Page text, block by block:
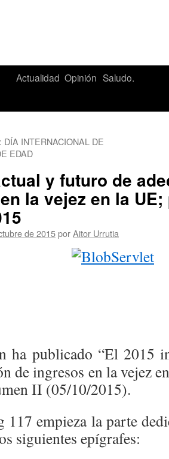
Actualidad Opinión Saludo.
DÍA INTERNACIONAL DE
EDAD
y futuro de
la vejez en la
de 2015porAitor Urrutia
ha publicado “El 2015
de ingresos en la vejez
II (05/10/2015).
117 empieza la parte
siguientes epígrafes: